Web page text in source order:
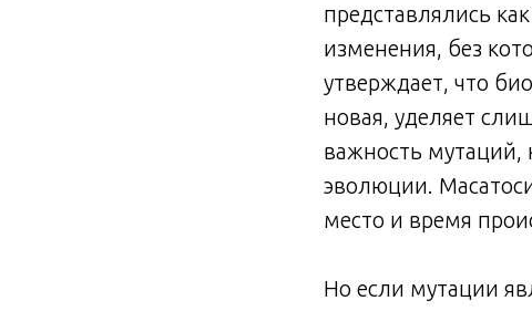
представлялись
изменения, без
утверждает, что
новая, уделяет
важность мутаций,
эволюции.
место и время
Но если мутации